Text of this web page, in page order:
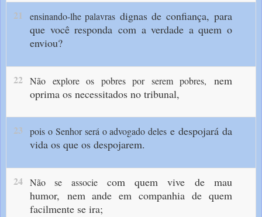
21 ensinando-lhe palavras dignas de confiança,para
que você responda com a verdade a quem o
enviou?
22 Não explore os pobres por serem pobres, nem
oprima os necessitados no tribunal,
23 pois o Senhor será o advogado delese despojará da
vida os que os despojarem.
24 Não se associe com quem vive de mau
humor, nem ande em companhiade quem
facilmente se ira;